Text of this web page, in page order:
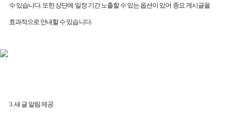
수 있습니다. 또한 상단에 일정 기간 노출할 수 있는 옵션이 있어 중요 게시글을
효과적으로 안내할 수 있습니다.
3.새 글 알림 제공